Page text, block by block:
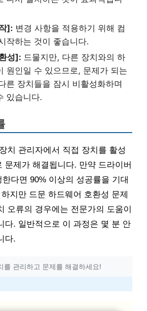
]: 변경 사항을 적용하기 위해 컴
작하는 것이 좋습니다.
성]: 드물지만, 다른 장치와의 하
원인일 수 있으므로, 문제가 되는
른 장치들을 잠시 비활성화하며
있습니다.
치 관리자에서 직접 장치를 활성
문제가 해결됩니다. 만약 드라이버
다면 90% 이상의 성공률을 기대
지만 드문 하드웨어 호환성 문제
오류의 경우에는 전문가의 도움이
다. 일반적으로 이 과정은 몇 분 안
다.
를 관리하고 문제를 해결하세요!